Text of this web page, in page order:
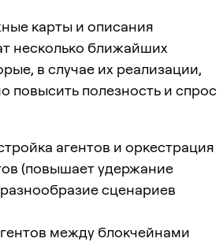
карты и описания
несколько ближайших
в случае их реализации,
повысить полезность и спрос
агентов и оркестрация
(повышает удержание
сценариев
между блокчейнами